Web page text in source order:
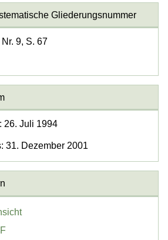
Gliederungsnummer
9, S. 67
26. Juli 1994
31. Dezember 2001